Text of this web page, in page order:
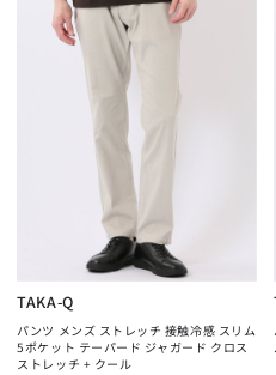
TAKA-Q
パンツ メンズ ストレッチ 接触冷感 スリム
5ポケット テーパード ジャガード クロス
ストレッチ + クール